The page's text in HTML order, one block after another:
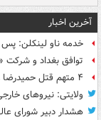
آخرین اخبار
خدمه ناو لینکلن: پس از ۸ ماه حضور در دریا خسته و
توافق بغداد و شرکت
۴ متهم قتل حمیدرضا رجب‌زاده دستگیر شدند
ولایتی: نیروهای
هشدار دبیر شورای